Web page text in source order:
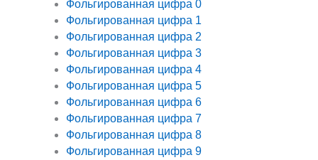
Фольгированная цифра 0
Фольгированная цифра 1
Фольгированная цифра 2
Фольгированная цифра 3
Фольгированная цифра 4
Фольгированная цифра 5
Фольгированная цифра 6
Фольгированная цифра 7
Фольгированная цифра 8
Фольгированная цифра 9